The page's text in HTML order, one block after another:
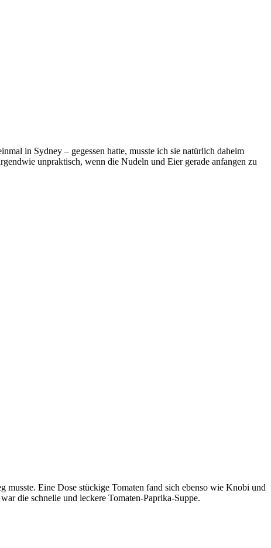
in Sydney – gegessen hatte, musste ich sie natürlich daheim
unpraktisch, wenn die Nudeln und Eier gerade anfangen zu
Eine Dose stückige Tomaten fand sich ebenso wie Knobi und
die schnelle und leckere Tomaten-Paprika-Suppe.